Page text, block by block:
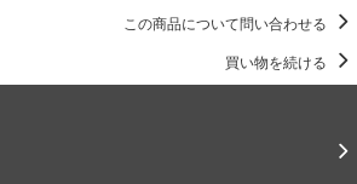
この商品について問い合わせる
買い物を続ける